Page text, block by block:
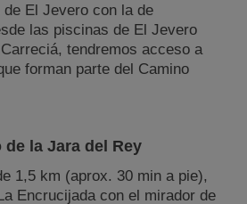
El Jevero con la de
las piscinas de El Jevero
tendremos acceso a
forman parte del Camino
de la Jara del Rey
1,5 km (aprox. 30 min a pie),
Encrucijada con el mirador de